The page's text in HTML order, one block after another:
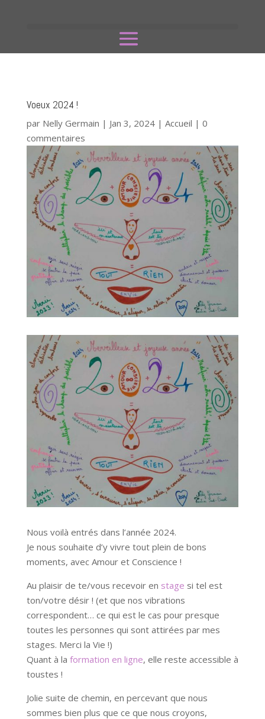
Voeux 2024 !
par Nelly Germain | Jan 3, 2024| Accueil | 0
commentaires
Nous voilà entrés dans l’année 2024.
Je nous souhaite d’y vivre tout plein de bons
moments, avec Amour et Conscience !
Au plaisir de te/vous recevoir en stage si tel est
ton/votre désir ! (et que nos vibrations
correspondent… ce qui est le cas pour presque
toutes les personnes qui sont attirées par mes
stages. Merci la Vie !)
Quant à la formation en ligne, elle reste accessible à
toustes !
Jolie suite de chemin, en percevant que nous
sommes bien plus que ce que nous croyons,